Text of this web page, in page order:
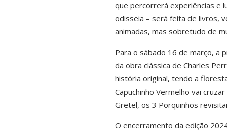
que percorrerá experiências e
odisseia – será feita de livros,
animadas, mas sobretudo de
Para o sábado 16 de março, a
da obra clássica de Charles
história original, tendo a
Capuchinho Vermelho vai
Gretel, os 3 Porquinhos
O encerramento da edição